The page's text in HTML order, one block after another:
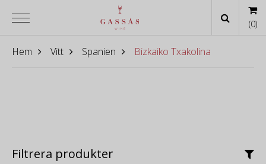
Hem Vitt Spanien Bizkaiko Txakolina
Filtrera produkter
(0)